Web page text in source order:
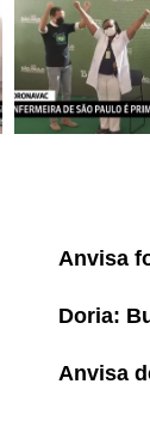
Anvisa
Doria:
Anvisa